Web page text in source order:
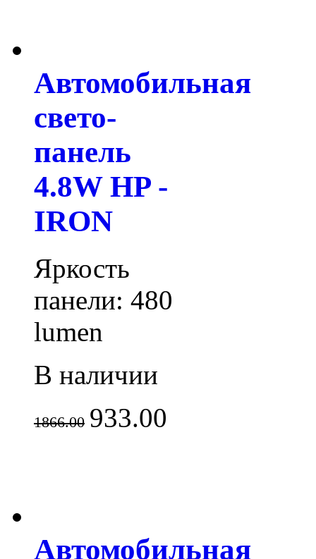
Автомобильная
свето-
панель
4.8W HP -
IRON
Яркость
панели: 480
lumen
В наличии
1866.00 933.00
Автомобильная